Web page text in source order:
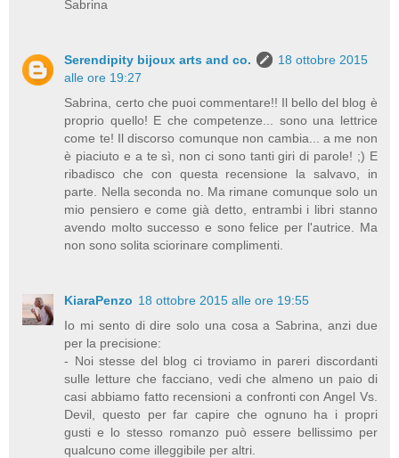
Sabrina
Serendipity bijoux arts and co.
18 ottobre 2015
alle ore 19:27
Sabrina, certo che puoi commentare!! Il bello del blog è
proprio quello! E che competenze... sono una lettrice
come te! Il discorso comunque non cambia... a me non
è piaciuto e a te sì, non ci sono tanti giri di parole! ;) E
ribadisco che con questa recensione la salvavo, in
parte. Nella seconda no. Ma rimane comunque solo un
mio pensiero e come già detto, entrambi i libri stanno
avendo molto successo e sono felice per l'autrice. Ma
non sono solita sciorinare complimenti.
KiaraPenzo 18 ottobre 2015 alle ore 19:55
Io mi sento di dire solo una cosa a Sabrina, anzi due
per la precisione:
- Noi stesse del blog ci troviamo in pareri discordanti
sulle letture che facciano, vedi che almeno un paio di
casi abbiamo fatto recensioni a confronti con Angel Vs.
Devil, questo per far capire che ognuno ha i propri
gusti e lo stesso romanzo può essere bellissimo per
qualcuno come illeggibile per altri.